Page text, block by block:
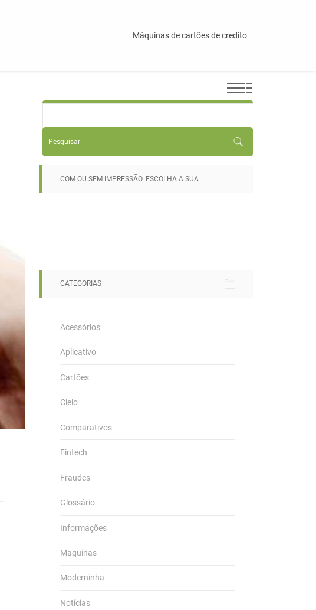
Máquinas de cartões de credito
COM OU SEM IMPRESSÃO. ESCOLHA A SUA
CATEGORIAS
Acessórios
Aplicativo
Cartões
Cielo
Comparativos
Fintech
Fraudes
Glossário
Informações
Maquinas
Moderninha
Notícias